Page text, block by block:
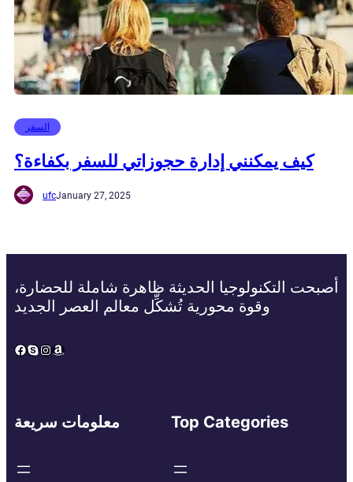
السفر
كيف يمكنني إدارة حجوزاتي للسفر بكفاءة؟
ufcJanuary 27, 2025
أصبحت التكنولوجيا الحديثة ظاهرة شاملة للحضارة،
وقوة محورية تُشكِّل معالم العصر الجديد
Facebook
Skype
Instagram
Amazon
معلومات سريعة Top Categories